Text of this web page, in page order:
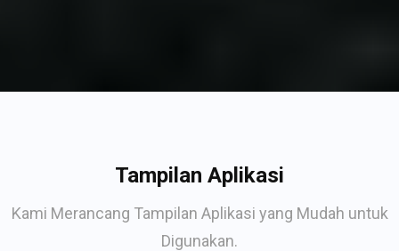
Tampilan Aplikasi
Kami Merancang Tampilan Aplikasi yang Mudah untuk
Digunakan.